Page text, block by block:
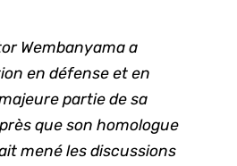
Wembanyama a
en défense et en
partie de sa
que son homologue
mené les discussions